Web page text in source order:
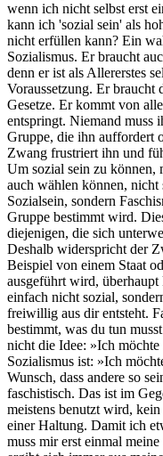
wenn ich nicht selbst erst
kann ich 'sozial sein' als
nicht erfüllen kann? Ein
Sozialismus. Er braucht
denn er ist als Allererstes
Voraussetzung. Er braucht
Gesetze. Er kommt von
entspringt. Niemand muss
Gruppe, die ihn auffordert
Zwang frustriert ihn und
Um sozial sein zu können,
auch wählen können, nicht
Sozialsein, sondern
Gruppe bestimmt wird.
diejenigen, die sich
Deshalb widerspricht der
Beispiel von einem Staat
ausgeführt wird,
einfach nicht sozial,
freiwillig aus dir entsteht.
bestimmt, was du tun
nicht die Idee: »Ich
Sozialismus ist: »Ich
Wunsch, dass andere so
faschistisch. Das ist im
meistens benutzt wird,
einer Haltung. Damit ich
muss mir erst einmal